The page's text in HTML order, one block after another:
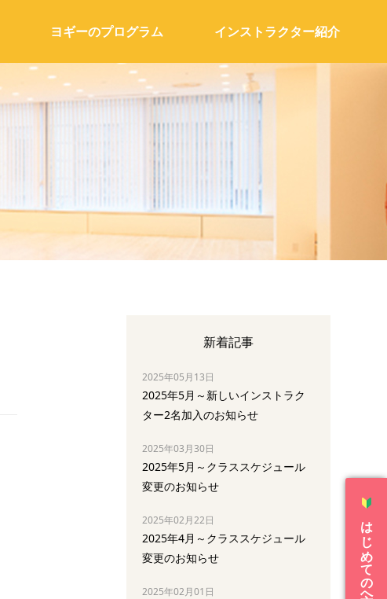
ヨギーのプログラム インストラクター紹介
新着記事
2025年05月13日
2025年5月～新しいインストラク
ター2名加入のお知らせ
2025年03月30日
2025年5月～クラススケジュール
変更のお知らせ
2025年02月22日
2025年4月～クラススケジュール
変更のお知らせ
2025年02月01日 はじめての方へ